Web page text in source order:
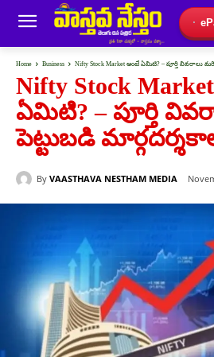
Home Business Nifty Stock Market అంటే ఏమిటి? – పూర్తి వివరాలు
Nifty Stock
ఏమిటి? – పూర్తి
పెట్టుబడి
By VAASTHAVA NESTHAM MEDIA